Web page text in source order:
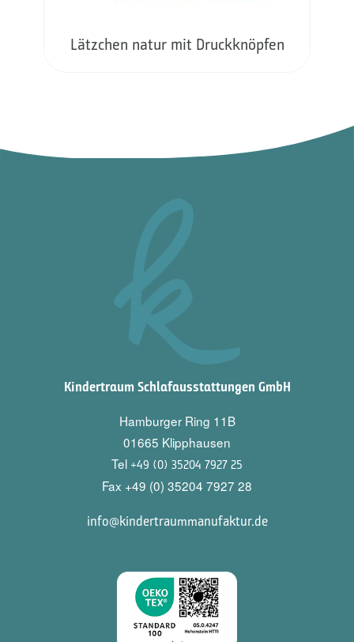
Lätzchen natur mit Druckknöpfen
Kindertraum Schlafausstattungen GmbH
Hamburger Ring 11B
01665 Klipphausen
Tel +49 (0) 35204 7927 25
Fax +49 (0) 35204 7927 28
info@kindertraummanufaktur.de